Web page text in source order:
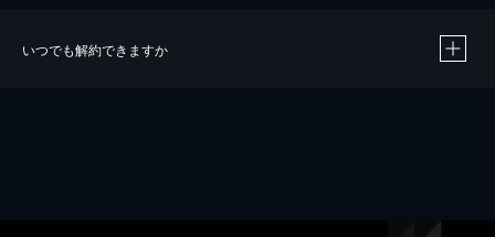
いつでも解約できますか